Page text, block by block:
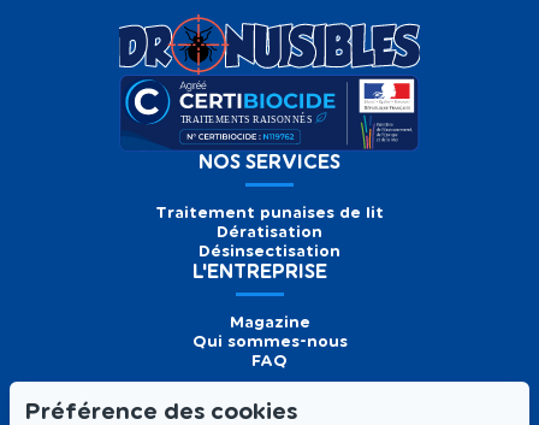
NOS SERVICES
Traitement punaises de lit
Dératisation
Désinsectisation
L'ENTREPRISE
Magazine
Qui sommes-nous
FAQ
Préférence des cookies